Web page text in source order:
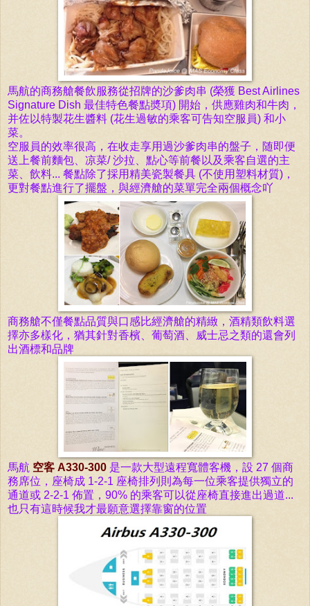
馬航的商務艙餐飲服務從招牌的沙爹肉串 (榮獲 Best Airlines
Signature Dish 最佳特色餐點奬項) 開始 ，供應雞肉和牛肉，
并佐以特製花生醬料 (花生過敏的乘客可告知空服員) 和小
菜。
空服員的效率很高，在收走享用過沙爹肉串的盤子，随即便
送上餐前麵包、凉菜/ 沙拉、點心等前餐以及乘客自選的主
菜、飲料... 餐點除了採用精美瓷製餐具 (不使用塑料材質)，
更對餐點進行了擺盤，與經濟艙的菜單完全兩個概念吖
商務艙不僅餐點品質與口感比經濟艙的精緻，酒精類飲料選
擇亦多樣化，猶其針對香檳、葡萄酒、威士忌之類的還會列
出酒標和品牌
馬航 空客 A330-300 是一款大型遠程寬體客機， 設 27 個商
務席位，座椅成 1-2-1 座椅排列則為每一位乘客提供獨立的
通道或 2-2-1 佈置，90% 的乘客可以從座椅直接進出過道...
也只有這時候我才最願意選擇靠窗的位置